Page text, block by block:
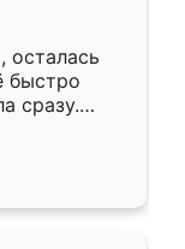
осталась
быстро
сразу.
к
Собрали
даже